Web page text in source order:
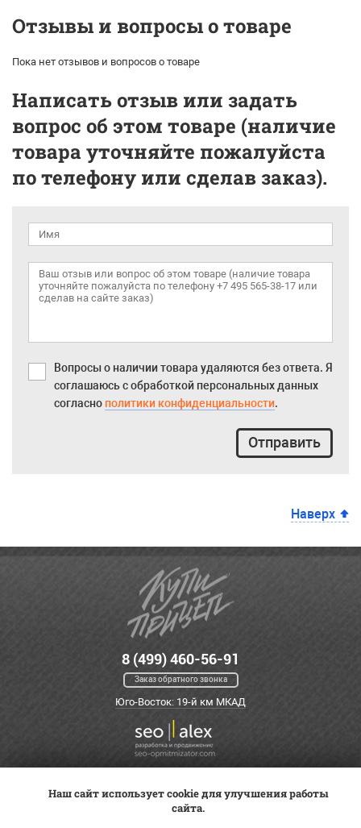
Отзывы и вопросы о товаре
Пока нет отзывов и вопросов о товаре
Написать отзыв или задать
вопрос об этом товаре (наличие
товара уточняйте пожалуйста
по телефону или сделав заказ).
Вопросы о наличии товара удаляются без ответа. Я
соглашаюсь с обработкой персональных данных
согласно политики конфиденциальности.
Отправить
Наверх
8 (499) 460-56-91
Заказ обратного звонка
Юго-Восток: 19-й км МКАД
Трейд-ин
ВК Видео
Наш сайт использует cookie для улучшения работы
сайта.